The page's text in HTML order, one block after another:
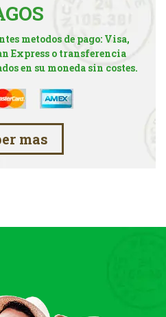
metodos de pago: Visa,
Express o transferencia
en su moneda sin costes.
mas